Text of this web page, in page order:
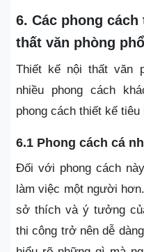
6. Các phong
thất văn phòng
Thiết kế nội thất văn
nhiều phong cách
phong cách thiết kế
6.1 Phong cách cá
Đối với phong cách
làm việc một người
sở thích và ý tưởng
thi công trở nên dễ